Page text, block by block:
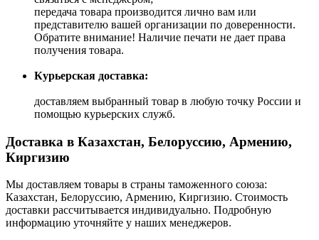
передача товара производится лично вам или
представителю вашей организации по доверенности.
Обратите внимание! Наличие печати не дает права
получения товара.
Курьерская доставка:
доставляем выбранный товар в любую точку России и
помощью курьерских служб.
Доставка в Казахстан, Белоруссию, Армению,
Киргизию
Мы доставляем товары в страны таможенного союза:
Казахстан, Белоруссию, Армению, Киргизию. Стоимость
доставки рассчитывается индивидуально. Подробную
информацию уточняйте у наших менеджеров.